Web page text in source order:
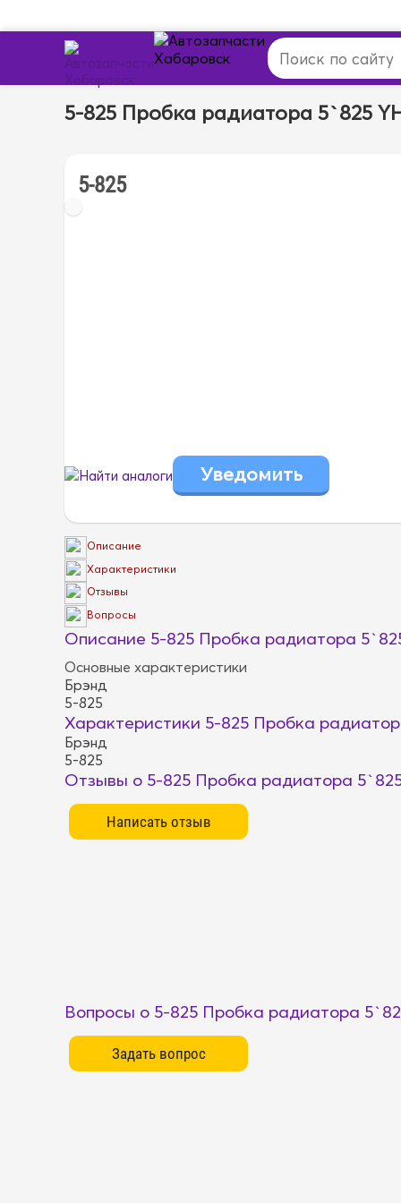
5-825 Пробка радиатора 5`825
5-825
Найти аналоги
Описание
Характеристики
Отзывы
Вопросы
Описание 5-825 Пробка радиатора
Основные характеристики
Брэнд
5-825
Характеристики 5-825 Пробка
Брэнд
5-825
Отзывы о 5-825 Пробка радиатора
Вопросы о 5-825 Пробка радиатора